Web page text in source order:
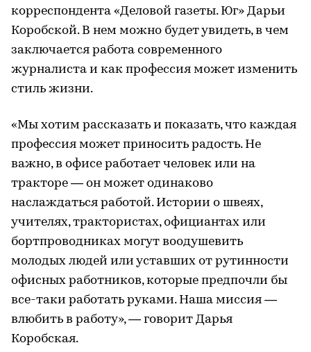
корреспондента «Деловой газеты. Юг» Дарьи
Коробской. В нем можно будет увидеть, в чем
заключается работа современного
журналиста и как профессия может изменить
стиль жизни.
«Мы хотим рассказать и показать, что каждая
профессия может приносить радость. Не
важно, в офисе работает человек или на
тракторе — он может одинаково
наслаждаться работой. Истории о швеях,
учителях, трактористах, официантах или
бортпроводниках могут воодушевить
молодых людей или уставших от рутинности
офисных работников, которые предпочли бы
все-таки работать руками. Наша миссия —
влюбить в работу», — говорит Дарья
Коробская.